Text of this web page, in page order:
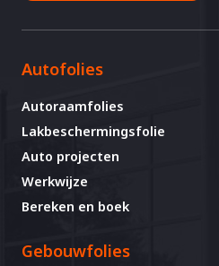
Autofolies
Autoraamfolies
Lakbeschermingsfolie
Auto projecten
Werkwijze
Bereken en boek
Gebouwfolies